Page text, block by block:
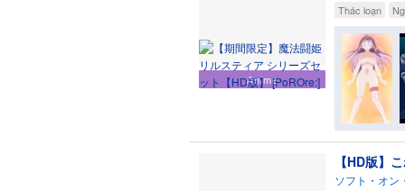
Anime
Thác loạn
【HD版】
ソフト・オン